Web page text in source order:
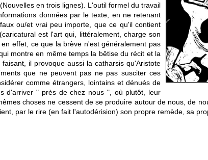
en trois lignes). L'outil formel du travail
données par le texte, en ne retenant
ou/et vrai peu importe, que ce qu'il contient
est l'art qui, littéralement, charge son
effet, ce que la brève n'est généralement pas
montre en même temps la bêtise du récit et la
il provoque aussi la catharsis qu'Aristote
que ne peuvent pas ne pas susciter ces
comme étrangers, lointains et dénués de
d'arriver " près de chez nous ", où plutôt, leur
choses ne cessent de se produire autour de nous, de
par le rire (en fait l'autodérision) son propre remède, sa